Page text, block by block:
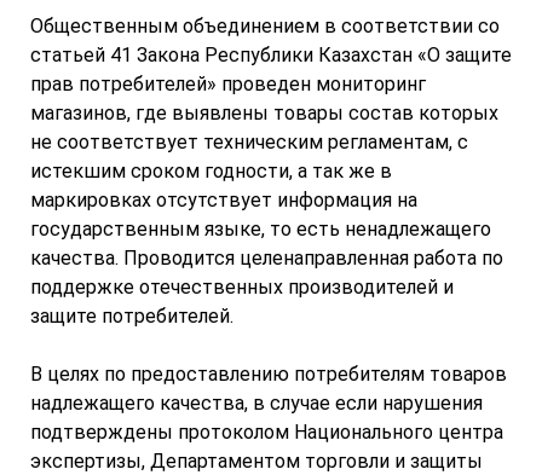
Общественным объединением в соответствии со
статьей 41 Закона Республики Казахстан «О защите
прав потребителей» проведен мониторинг
магазинов, где выявлены товары состав которых
не соответствует техническим регламентам, с
истекшим сроком годности, а так же в
маркировках отсутствует информация на
государственным языке, то есть ненадлежащего
качества. Проводится целенаправленная работа по
поддержке отечественных производителей и
защите потребителей.
В целях по предоставлению потребителям товаров
надлежащего качества, в случае если нарушения
подтверждены протоколом Национального центра
экспертизы, Департаментом торговли и защиты